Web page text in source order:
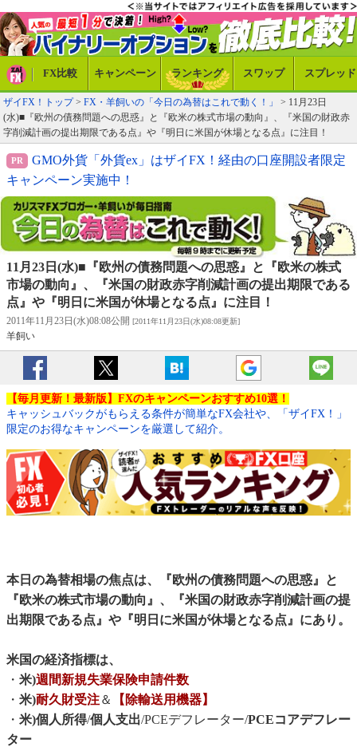
FX比較 キャンペーン ランキング スワップ スプレッド
ザイFX！トップ> FX・羊飼いの「今日の為替はこれで動く！」
> 11月23日
(水)■『欧州の債務問題への思惑』と『欧米の株式市場の動向』、『米国の財政赤
字削減計画の提出期限である点』や『明日に米国が休場となる点』に注目！
GMO外貨「外貨ex」はザイFX！経由の口座開設者限定
キャンペーン実施中！
11月23日(水)■『欧州の債務問題への思惑』と『欧米の株式
市場の動向』、『米国の財政赤字削減計画の提出期限である
点』や『明日に米国が休場となる点』に注目！
2011年11月23日(水)08:08公開 [2011年11月23日(水)08:08更新]
羊飼い
【毎月更新！最新版】FXのキャンペーンおすすめ10選！
キャッシュバックがもらえる条件が簡単なFX会社や、「ザイFX！」
限定のお得なキャンペーンを厳選して紹介。
本日の為替相場の焦点は、『欧州の債務問題への思惑』と
『欧米の株式市場の動向』、『米国の財政赤字削減計画の提
出期限である点』や『明日に米国が休場となる点』にあり。
米国の経済指標は、
・ 米)週間新規失業保険申請件数
・ 米)耐久財受注＆
【除輸送用機器】
・ 米)個人所得/個人支出/PCEデフレーター/PCEコアデフレー
ター